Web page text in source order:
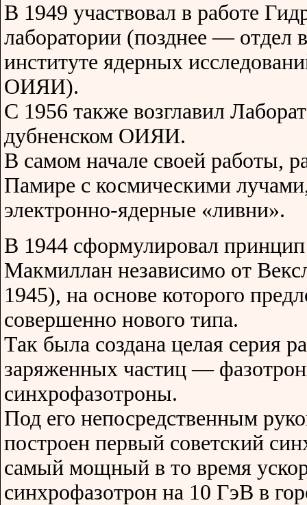
В 1949 участвовал в работе
лаборатории (позднее — отдел
институте ядерных
ОИЯИ).
С 1956 также возглавил
дубненском ОИЯИ.
В самом начале своей работы,
Памире с космическими
электронно-ядерные «ливни».
В 1944 сформулировал
Макмиллан независимо от
1945), на основе которого
совершенно нового типа.
Так была создана целая серия
заряженных частиц —
синхрофазотроны.
Под его непосредственным
построен первый советский
самый мощный в то время
синхрофазотрон на 10 ГэВ в